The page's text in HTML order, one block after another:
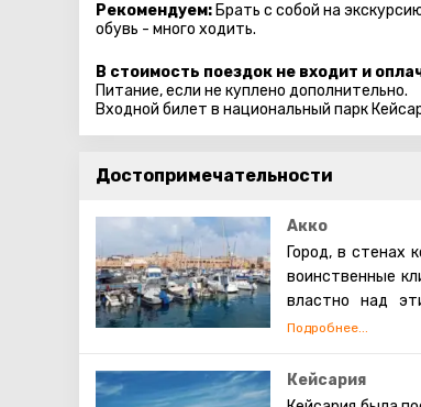
Рекомендуем: Брать с собой на
обувь - много ходить.
В стоимость поездок не входит и
Питание, если не куплено дополнительно.
Входной билет в национальный парк
Достопримечательности
Акко
Город, в стенах
воинственные
властно над
хаотичном
особую
Тут и древний
Кейсария